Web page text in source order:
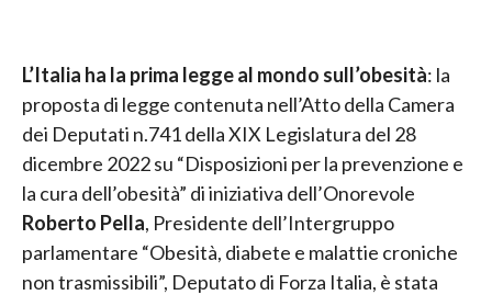
L’Italia ha la prima legge al mondo sull’obesità: la
proposta di legge contenuta nell’Atto della Camera
dei Deputati n.741 della XIX Legislatura del 28
dicembre 2022 su “Disposizioni per la prevenzione e
la cura dell’obesità” di iniziativa dell’Onorevole
Roberto Pella, Presidente dell’Intergruppo
parlamentare “Obesità, diabete e malattie croniche
non trasmissibili”, Deputato di Forza Italia, è stata